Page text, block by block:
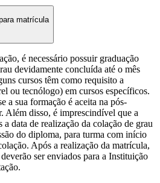
matrícula
é necessário possuir graduação
devidamente concluída até o mês
cursos têm como requisito a
ou tecnólogo) em cursos específicos.
a sua formação é aceita na pós-
Além disso, é imprescindível que a
a data de realização da colação de grau
do diploma, para turma com início
Após a realização da matrícula,
ser enviados para a Instituição